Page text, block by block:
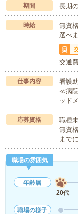
期間 長期
時給
無資
選べ
交通
仕事内容
看護
≪病院
ッド
応募資格
職種
無資
まで
職場の雰囲気
年齢層
20代
職場の様子